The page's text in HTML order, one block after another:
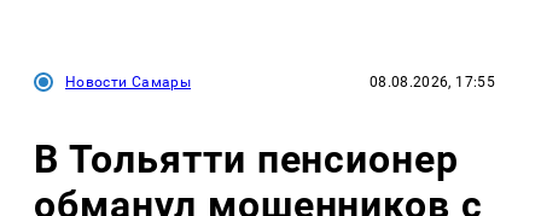
Новости Самары 08.08.2026, 17:55
В Тольятти пенсионер
обманул мошенников с